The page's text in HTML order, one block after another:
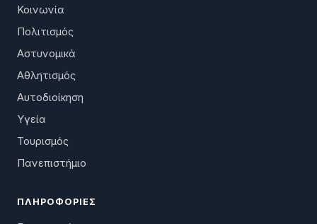
Κοινωνία
Πολιτισμός
Αστυνομικά
Αθλητισμός
Αυτοδιοίκηση
Υγεία
Τουρισμός
Πανεπιστήμιο
ΠΛΗΡΟΦΟΡΊΕΣ